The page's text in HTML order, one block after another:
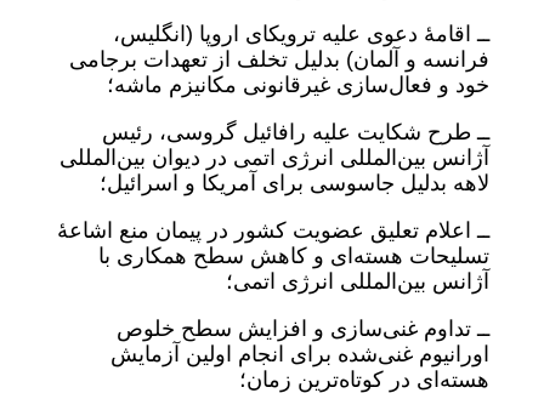
ــ اقامۀ دعوی علیه ترویکای اروپا (انگلیس،
فرانسه و آلمان) بدلیل تخلف از تعهدات برجامی
خود و فعال‌سازی غیرقانونی مکانیزم ماشه؛
ــ طرح شکایت علیه رافائیل گروسی، رئیس
آژانس بین‌المللی انرژی اتمی در دیوان بین‌المللی
لاهه بدلیل جاسوسی برای آمریکا و اسرائیل؛
ــ اعلام تعلیق عضویت کشور در پیمان منع اشاعۀ
تسلیحات هسته‌ای و کاهش سطح همکاری با
آژانس بین‌المللی انرژی اتمی؛
ــ تداوم غنی‌سازی و افزایش سطح خلوص
اورانیوم غنی‌شده برای انجام اولین آزمایش
هسته‌ای در کوتاه‌ترین زمان؛